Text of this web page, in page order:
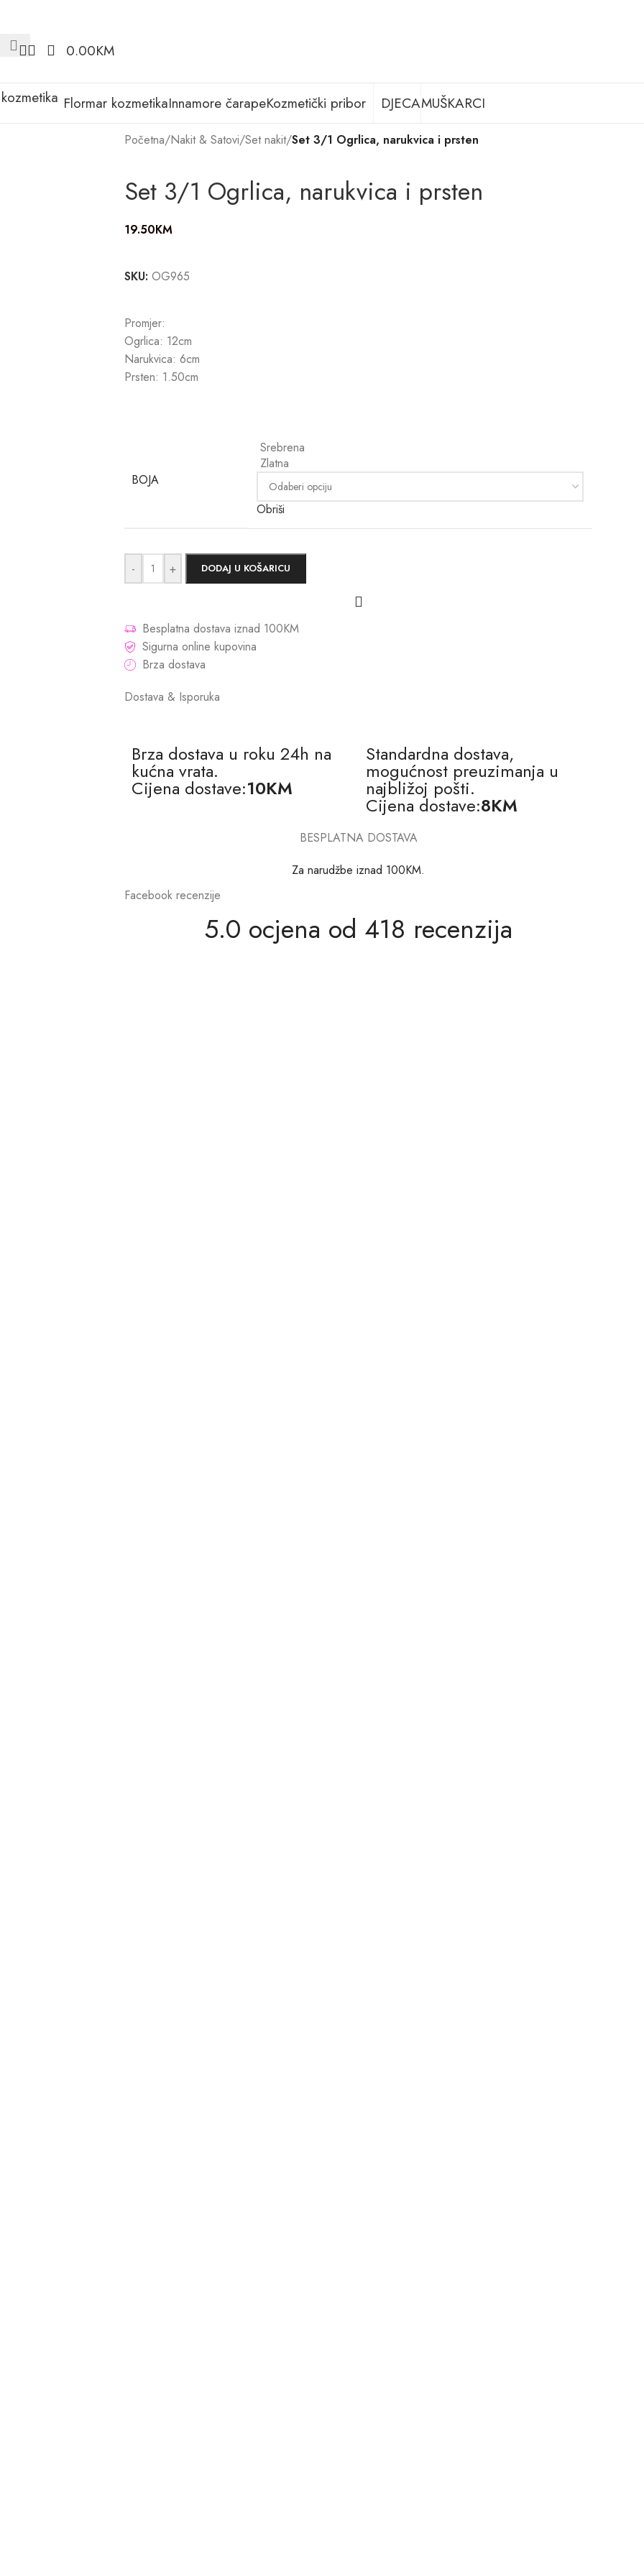
0.00KM
Flormar kozmetikaInnamore čarapeKozmetički pribor DJECAMUŠKARCI
Početna/Nakit & Satovi/Set nakit/Set 3/1 Ogrlica, narukvica i prsten
Set 3/1 Ogrlica, narukvica i prsten
19.50KM
SKU: OG965
Promjer:
Ogrlica: 12cm
Narukvica: 6cm
Prsten: 1.50cm
BOJA
Srebrena
Zlatna
Obriši
- + DODAJ U KOŠARICU
Besplatna dostava iznad 100KM
Sigurna online kupovina
Brza dostava
Dostava & Isporuka
Brza dostava u roku 24h na
kućna vrata.
Cijena dostave:10KM
Standardna dostava,
mogućnost preuzimanja u
najbližoj pošti.
Cijena dostave:8KM
BESPLATNA DOSTAVA
Za narudžbe iznad 100KM.
Facebook recenzije
5.0 ocjena od 418 recenzija